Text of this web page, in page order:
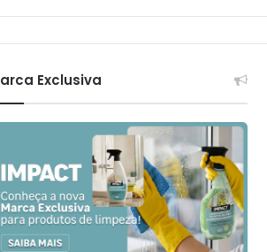
Exclusiva